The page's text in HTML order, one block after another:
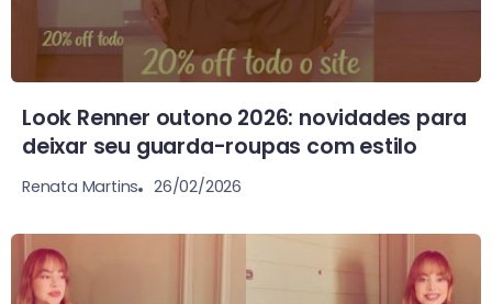
Look Renner outono 2026: novidades para
deixar seu guarda-roupas com estilo
Renata Martins 26/02/2026